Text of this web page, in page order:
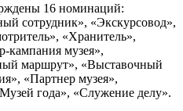
16 номинаций:
сотрудник», «Экскурсовод»,
«Хранитель»,
кампания музея»,
маршрут», «Выставочный
«Партнер музея»,
года», «Служение делу».